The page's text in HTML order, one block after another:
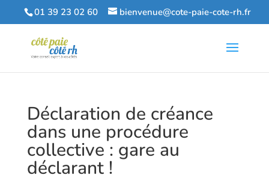
01 39 23 02 60 bienvenue@cote-paie-cote-rh.fr
Déclaration de créance
dans une procédure
collective : gare au
déclarant !